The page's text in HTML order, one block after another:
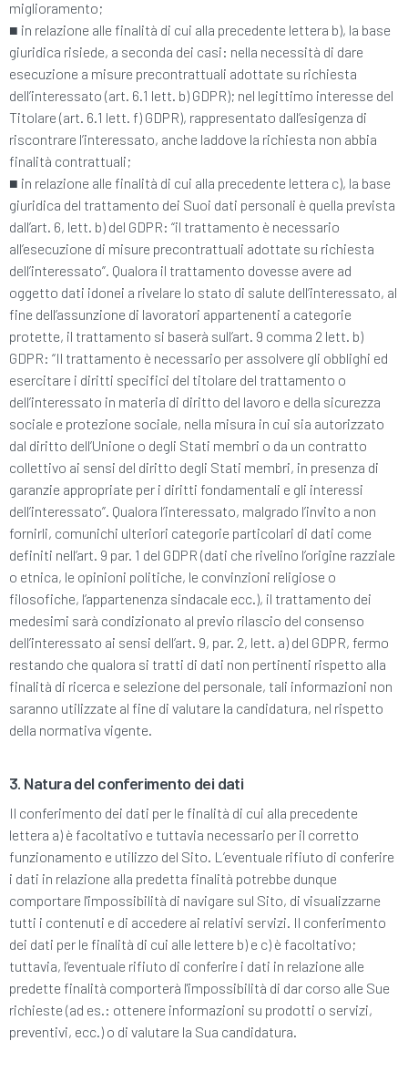
miglioramento;
■ in relazione alle finalità di cui alla precedente lettera b), la base
giuridica risiede, a seconda dei casi: nella necessità di dare
esecuzione a misure precontrattuali adottate su richiesta
dell’interessato (art. 6.1 lett. b) GDPR); nel legittimo interesse del
Titolare (art. 6.1 lett. f) GDPR), rappresentato dall’esigenza di
riscontrare l’interessato, anche laddove la richiesta non abbia
finalità contrattuali;
■ in relazione alle finalità di cui alla precedente lettera c), la base
giuridica del trattamento dei Suoi dati personali è quella prevista
dall’art. 6, lett. b) del GDPR: “il trattamento è necessario
all’esecuzione di misure precontrattuali adottate su richiesta
dell’interessato”. Qualora il trattamento dovesse avere ad
oggetto dati idonei a rivelare lo stato di salute dell’interessato, al
fine dell’assunzione di lavoratori appartenenti a categorie
protette, il trattamento si baserà sull’art. 9 comma 2 lett. b)
GDPR: “Il trattamento è necessario per assolvere gli obblighi ed
esercitare i diritti specifici del titolare del trattamento o
dell’interessato in materia di diritto del lavoro e della sicurezza
sociale e protezione sociale, nella misura in cui sia autorizzato
dal diritto dell’Unione o degli Stati membri o da un contratto
collettivo ai sensi del diritto degli Stati membri, in presenza di
garanzie appropriate per i diritti fondamentali e gli interessi
dell’interessato”. Qualora l’interessato, malgrado l’invito a non
fornirli, comunichi ulteriori categorie particolari di dati come
definiti nell’art. 9 par. 1 del GDPR (dati che rivelino l’origine razziale
o etnica, le opinioni politiche, le convinzioni religiose o
filosofiche, l’appartenenza sindacale ecc.), il trattamento dei
medesimi sarà condizionato al previo rilascio del consenso
dell’interessato ai sensi dell’art. 9, par. 2, lett. a) del GDPR, fermo
restando che qualora si tratti di dati non pertinenti rispetto alla
finalità di ricerca e selezione del personale, tali informazioni non
saranno utilizzate al fine di valutare la candidatura, nel rispetto
della normativa vigente.
3. Natura del conferimento dei dati
Il conferimento dei dati per le finalità di cui alla precedente
lettera a) è facoltativo e tuttavia necessario per il corretto
funzionamento e utilizzo del Sito. L’eventuale rifiuto di conferire
i dati in relazione alla predetta finalità potrebbe dunque
comportare l'impossibilità di navigare sul Sito, di visualizzarne
tutti i contenuti e di accedere ai relativi servizi. Il conferimento
dei dati per le finalità di cui alle lettere b) e c) è facoltativo;
tuttavia, l’eventuale rifiuto di conferire i dati in relazione alle
predette finalità comporterà l'impossibilità di dar corso alle Sue
richieste (ad es.: ottenere informazioni su prodotti o servizi,
preventivi, ecc.) o di valutare la Sua candidatura.